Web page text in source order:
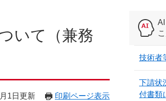
いて（兼務
1日更新 印刷ページ表示
技術者
下請状
付書類